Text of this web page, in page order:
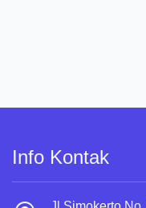
Info Kontak